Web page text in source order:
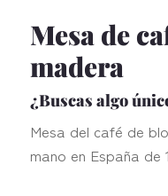
Mesa de
madera
¿Buscas algo
Mesa del café de
mano en España de